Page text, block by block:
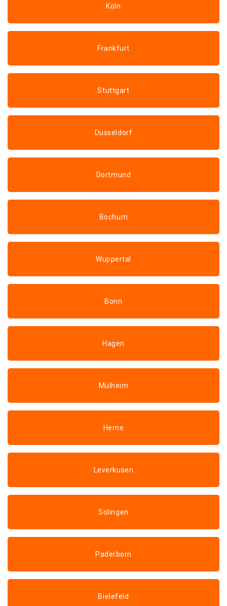
Köln
Frankfurt
Stuttgart
Düsseldorf
Dortmund
Bochum
Wuppertal
Bonn
Hagen
Mülheim
Herne
Leverkusen
Solingen
Paderborn
Bielefeld